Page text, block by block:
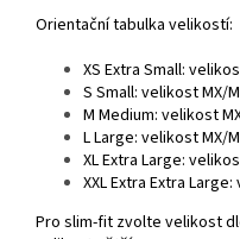
Orientační tabulka velikostí:
XS Extra Small:
S Small: velikost MX/
M Medium: velikost
L Large: velikost MX/
XL Extra Large:
XXL Extra Extra
Pro slim-fit zvolte velikost